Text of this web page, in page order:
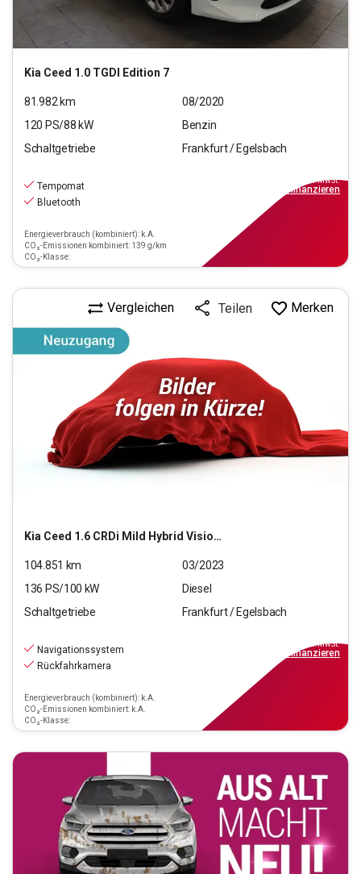
Kia Ceed 1.0 TGDI Edition 7
81.982 km
08/2020
120 PS/88 kW
Benzin
Schaltgetriebe
Frankfurt / Egelsbach
Tempomat
Bluetooth
Energieverbrauch (kombiniert): k.A.
CO₂-Emissionen kombiniert: 139 g/km
CO₂-Klasse:
inkl.MwSt.
finanzieren
Kia Ceed 1.6 CRDi Mild Hybrid Vision (EURO 6d)
Vergleichen Teilen Merken
104.851 km
03/2023
136 PS/100 kW
Diesel
Schaltgetriebe
Frankfurt / Egelsbach
Navigationssystem
Rückfahrkamera
Energieverbrauch (kombiniert): k.A.
CO₂-Emissionen kombiniert: k.A.
CO₂-Klasse:
inkl.MwSt.
finanzieren